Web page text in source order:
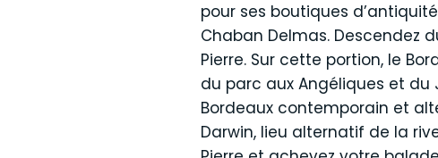
pour ses boutiques
Chaban Delmas. Descendez
Pierre. Sur cette portion, le
du parc aux Angéliques et du
Bordeaux contemporain et
Darwin, lieu alternatif de la